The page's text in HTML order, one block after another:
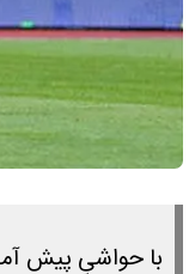
با حواشیِ پیش